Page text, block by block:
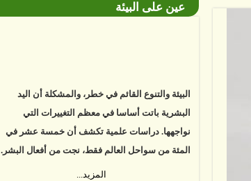
عين على البيئة
البيئة والتنوع القائم في خطر، والمشكلة أن اليد
البشرية باتت أساسا في معظم التغييرات التي
نواجهها. دراسات علمية تكشف أن خمسة عشر في
المئة من سواحل العالم فقط، نجت من أفعال البشر.
المزيد...